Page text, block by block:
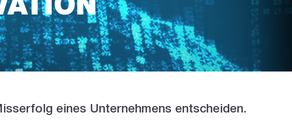
eines Unternehmens entscheiden.